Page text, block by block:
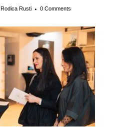
Rodica Rusti 0 Comments